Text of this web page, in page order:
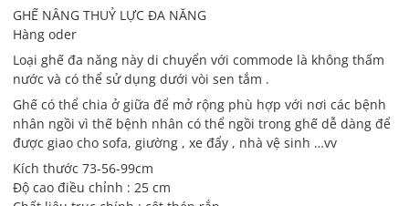
GHẾ NÂNG THUỶ LỰC ĐA NĂNG
Hàng oder
Loại ghế đa năng này di chuyển với commode là không thấm
nước và có thể sử dụng dưới vòi sen tắm .
Ghế có thể chia ở giữa để mở rộng phù hợp với nơi các bệnh
nhân ngồi vì thế bệnh nhân có thể ngồi trong ghế dễ dàng để
được giao cho sofa, giường , xe đẩy , nhà vệ sinh …vv
Kích thước 73-56-99cm
Độ cao điều chỉnh : 25 cm